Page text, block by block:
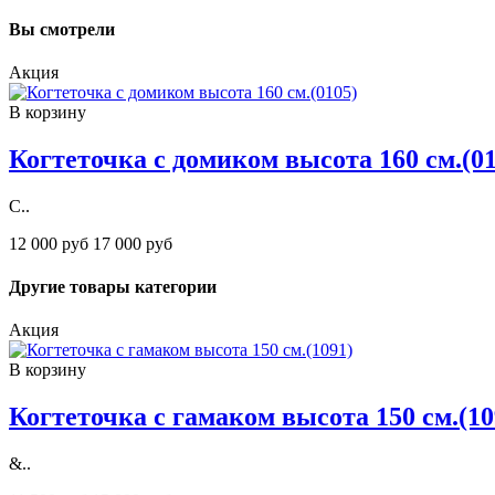
Вы смотрели
Акция
В корзину
Когтеточка с домиком высота 160
С..
12 000 руб 17 000 руб
Другие товары категории
Акция
В корзину
Когтеточка с гамаком высота 150
&..